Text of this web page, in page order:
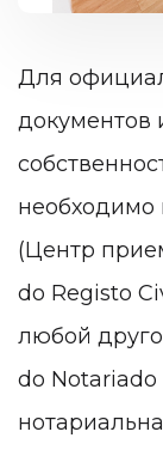
Для
документов
необходимо
(Центр
do Registo
любой
do Notariado